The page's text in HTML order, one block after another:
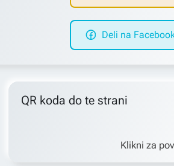
Deli na
QR koda do te strani
Klikni za